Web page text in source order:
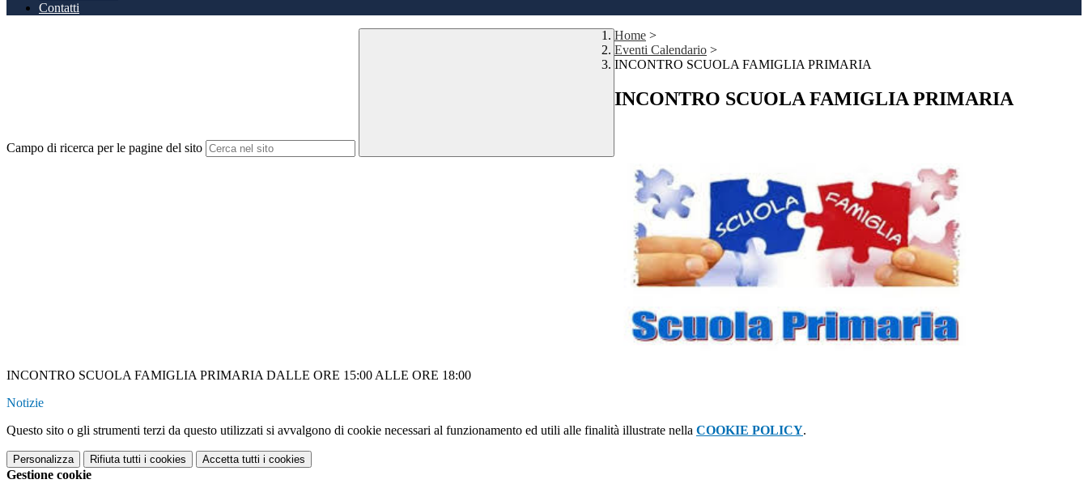
Contatti
Campo di ricerca per le pagine del sito
Home >
Eventi Calendario >
INCONTRO SCUOLA FAMIGLIA PRIMARIA
INCONTRO SCUOLA FAMIGLIA PRIMARIA
INCONTRO SCUOLA FAMIGLIA PRIMARIA DALLE ORE 15:00 ALLE ORE 18:00
Notizie
Questo sito o gli strumenti terzi da questo utilizzati si avvalgono di cookie necessari al funzionamento ed utili alle finalità illustrate nella COOKIE POLICY.
Personalizza Rifiuta tutti i cookies Accetta tutti i cookies
Gestione cookie